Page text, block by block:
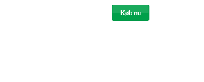
var:
595 kr.
Køb nu